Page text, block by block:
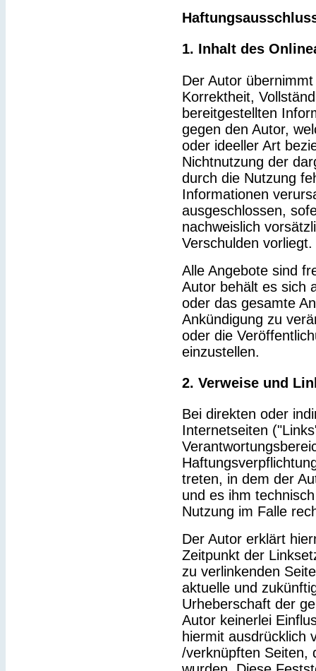
1. Inhalt des
Der Autor
Korrektheit,
bereitgestellten
gegen den Autor,
oder ideeller Art
Nichtnutzung der
durch die Nutzung
Informationen
ausgeschlossen,
nachweislich
Verschulden vorliegt.
Alle Angebote sind
Autor behält es sich
oder das gesamte
Ankündigung zu
oder die
einzustellen.
2. Verweise und
Bei direkten oder
Internetseiten
treten, in dem der
und es ihm
Nutzung im Falle
Der Autor erklärt
Zeitpunkt der
zu verlinkenden
aktuelle und
Urheberschaft der
Autor keinerlei
hiermit ausdrücklich
/verknüpften Seiten,